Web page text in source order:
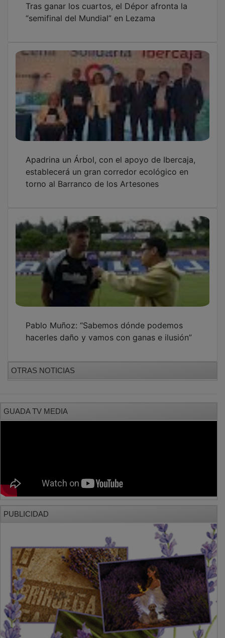
Pablo Muñoz: “Sabemos dónde podemos
hacerles daño y vamos con ganas e ilusión”